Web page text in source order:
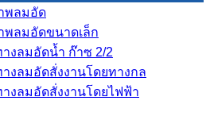
พลมอัด
ลมอัดขนาดเล็ก
งลมอัดน้ำ ก๊าซ 2/2
งลมอัดสั่งงานโดยทางกล
งลมอัดสั่งงานโดยไฟฟ้า